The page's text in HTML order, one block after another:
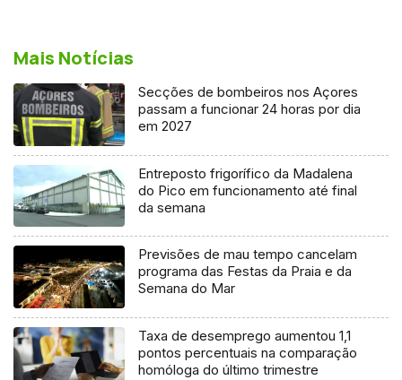
Mais Notícias
Secções de bombeiros nos Açores
passam a funcionar 24 horas por dia
em 2027
Entreposto frigorífico da Madalena
do Pico em funcionamento até final
da semana
Previsões de mau tempo cancelam
programa das Festas da Praia e da
Semana do Mar
Taxa de desemprego aumentou 1,1
pontos percentuais na comparação
homóloga do último trimestre